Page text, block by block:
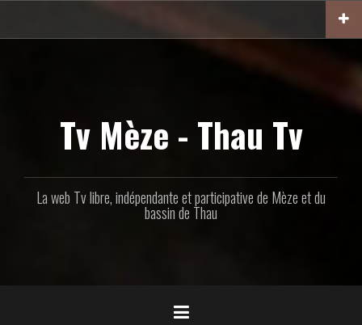
contenu
Tv Mèze - Thau Tv
La web Tv libre, indépendante et participative de Mèze et du
bassin de Thau